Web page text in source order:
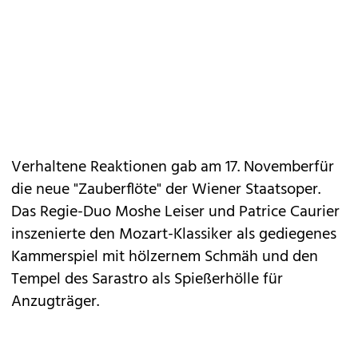
Verhaltene Reaktionen gab am 17. Novemberfür
die neue "Zauberflöte" der Wiener Staatsoper.
Das Regie-Duo Moshe Leiser und Patrice Caurier
inszenierte den Mozart-Klassiker als gediegenes
Kammerspiel mit hölzernem Schmäh und den
Tempel des Sarastro als Spießerhölle für
Anzugträger.